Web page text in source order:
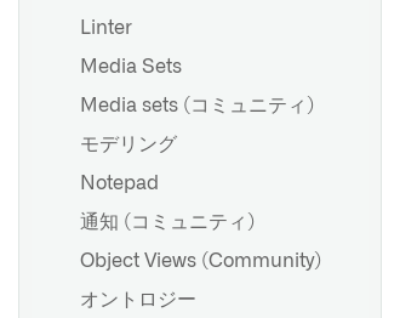
Linter
Media Sets
Media sets (コミュニティ)
モデリング
Notepad
通知 (コミュニティ)
Object Views (Community)
オントロジー